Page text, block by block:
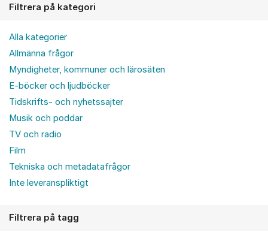
Filtrera på kategori
Alla kategorier
Allmänna frågor
Myndigheter, kommuner och lärosäten
E-böcker och ljudböcker
Tidskrifts- och nyhetssajter
Musik och poddar
TV och radio
Film
Tekniska och metadatafrågor
Inte leveranspliktigt
Filtrera på tagg